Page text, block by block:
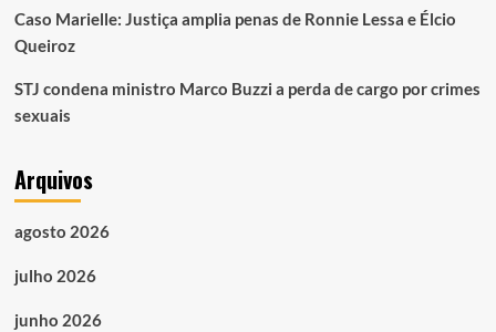
Caso Marielle: Justiça amplia penas de Ronnie Lessa e Élcio
Queiroz
STJ condena ministro Marco Buzzi a perda de cargo por crimes
sexuais
Arquivos
agosto 2026
julho 2026
junho 2026